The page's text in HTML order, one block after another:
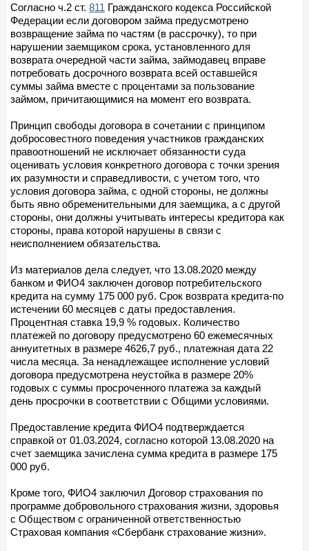
Согласно ч.2 ст. 811 Гражданского кодекса Российской
Федерации если договором займа предусмотрено
возвращение займа по частям (в рассрочку), то при
нарушении заемщиком срока, установленного для
возврата очередной части займа, займодавец вправе
потребовать досрочного возврата всей оставшейся
суммы займа вместе с процентами за пользование
займом, причитающимися на момент его возврата.
Принцип свободы договора в сочетании с принципом
добросовестного поведения участников гражданских
правоотношений не исключает обязанности суда
оценивать условия конкретного договора с точки зрения
их разумности и справедливости, с учетом того, что
условия договора займа, с одной стороны, не должны
быть явно обременительными для заемщика, а с другой
стороны, они должны учитывать интересы кредитора как
стороны, права которой нарушены в связи с
неисполнением обязательства.
Из материалов дела следует, что 13.08.2020 между
банком и ФИО4 заключен договор потребительского
кредита на сумму 175 000 руб. Срок возврата кредита-по
истечении 60 месяцев с даты предоставления.
Процентная ставка 19,9 % годовых. Количество
платежей по договору предусмотрено 60 ежемесячных
аннуитетных в размере 4626,7 руб., платежная дата 22
числа месяца. За ненадлежащее исполнение условий
договора предусмотрена неустойка в размере 20%
годовых с суммы просроченного платежа за каждый
день просрочки в соответствии с Общими условиями.
Предоставление кредита ФИО4 подтверждается
справкой от 01.03.2024, согласно которой 13.08.2020 на
счет заемщика зачислена сумма кредита в размере 175
000 руб.
Кроме того, ФИО4 заключил Договор страхования по
программе добровольного страхования жизни, здоровья
с Обществом с ограниченной ответственностью
Страховая компания «Сбербанк страхование жизни».